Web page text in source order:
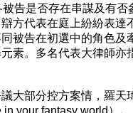
告是否存在串謀及有
方代表在庭上紛紛表
被告在初選中的角色
素。多名代表大律師
大部分控方案情，羅
your fantasy world）。